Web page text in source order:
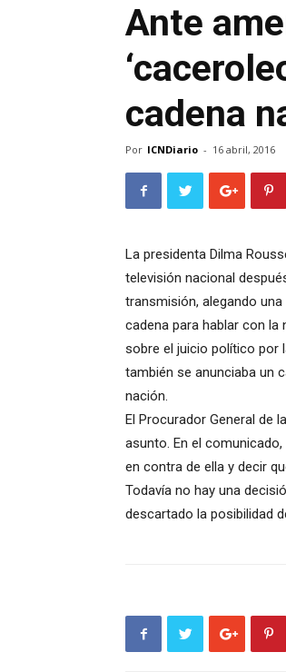
Ante
cadena
Por ICNDiario - 16 abril, 2016
La presidenta Dilma
televisión nacional
transmisión, alegando
cadena para hablar con
sobre el juicio político por
también se anunciaba un
nación.
El Procurador General de
asunto. En el
en contra de ella y decir
Todavía no hay una
descartado la posibilidad